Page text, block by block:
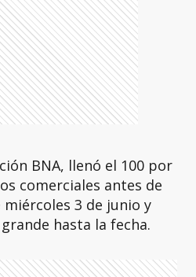
BNA, llenó el 100 por
comerciales antes de
3 de junio y
hasta la fecha.